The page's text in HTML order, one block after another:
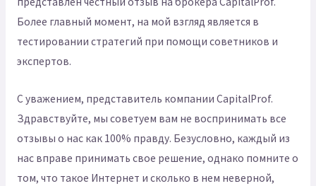
Более главный момент, на мой взгляд является в
тестировании стратегий при помощи советников и
экспертов.
С уважением, представитель компании CapitalProf.
Здравствуйте, мы советуем вам не воспринимать все
отзывы о нас как 100% правду. Безусловно, каждый из
нас вправе принимать свое решение, однако помните о
том, что такое Интернет и сколько в нем неверной,